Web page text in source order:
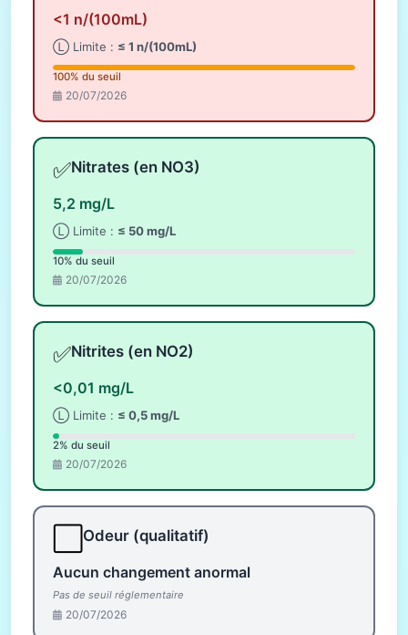
<1 n/(100mL)
Ⓛ Limite : ≤ 1 n/(100mL)
100% du seuil
20/07/2026
✅Nitrates (en NO3)
5,2 mg/L
Ⓛ Limite : ≤ 50 mg/L
10% du seuil
20/07/2026
✅Nitrites (en NO2)
<0,01 mg/L
Ⓛ Limite : ≤ 0,5 mg/L
2% du seuil
20/07/2026
Odeur (qualitatif)
Aucun changement anormal
Pas de seuil réglementaire
20/07/2026